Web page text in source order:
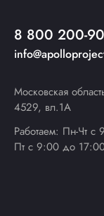
8 800 200-
Московская
4529, вл.1А
Работаем: Пн-Чт
Пт с 9:00 до